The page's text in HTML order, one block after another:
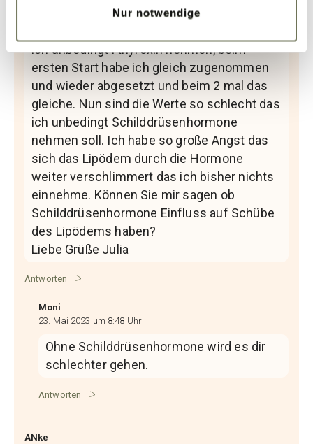
Nur notwendige
Ich habe auch Lipödem und
ich unbedingt l thyroxin nehmen, beim
ersten Start habe ich gleich zugenommen
und wieder abgesetzt und beim 2 mal das
gleiche. Nun sind die Werte so schlecht das
ich unbedingt Schilddrüsenhormone
nehmen soll. Ich habe so große Angst das
sich das Lipödem durch die Hormone
weiter verschlimmert das ich bisher nichts
einnehme. Können Sie mir sagen ob
Schilddrüsenhormone Einfluss auf Schübe
des Lipödems haben?
Liebe Grüße Julia
Antworten
Moni
23. Mai 2023 um 8:48 Uhr
Ohne Schilddrüsenhormone wird es dir
schlechter gehen.
Antworten
ANke